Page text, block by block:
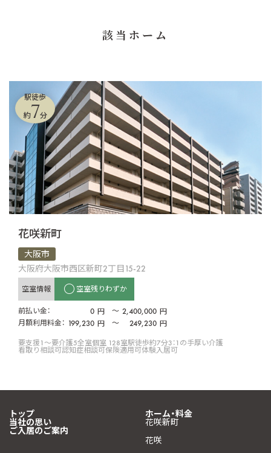
該当ホーム
駅徒歩
約7分
花咲新町
大阪市
大阪府大阪市西区新町2丁目15-22
空室情報 空室残りわずか
前払い金： 0 円 〜 2,400,000 円
月額利用料金： 199,230 円 〜 249,230 円
要支援1〜要介護5全室個室 128室駅徒歩約7分3：1の手厚い介護
看取り相談可認知症相談可保険適用可体験入居可
トップ
当社の思い
ご入居のご案内
ホーム・料金
花咲新町
花咲